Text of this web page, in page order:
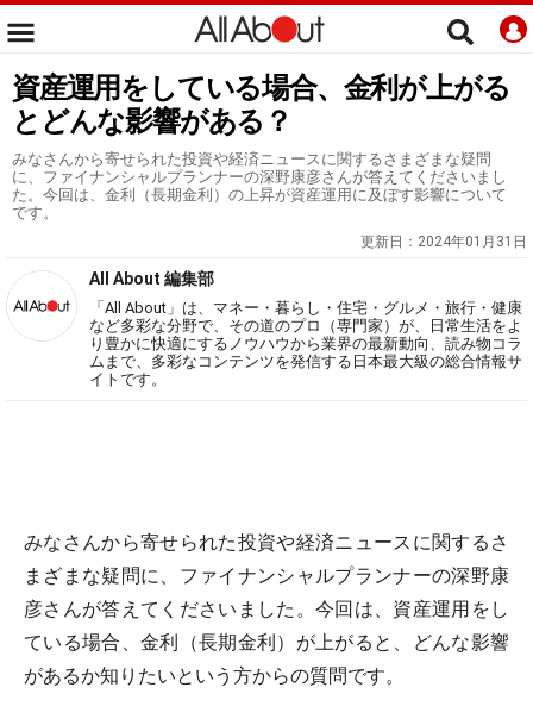
資産運用をしている場合、金利が上がる
とどんな影響がある？
みなさんから寄せられた投資や経済ニュースに関するさまざまな疑問
に、ファイナンシャルプランナーの深野康彦さんが答えてくださいまし
た。今回は、金利（長期金利）の上昇が資産運用に及ぼす影響について
です。
更新日： 2024年01月31日
All About 編集部
「All About」は、マネー・暮らし・住宅・グルメ・旅行・健康
など多彩な分野で、その道のプロ（専門家）が、日常生活をよ
り豊かに快適にするノウハウから業界の最新動向、読み物コラ
ムまで、多彩なコンテンツを発信する日本最大級の総合情報サ
イトです。
みなさんから寄せられた投資や経済ニュースに関するさ
まざまな疑問に、ファイナンシャルプランナーの深野康
彦さんが答えてくださいました。今回は、資産運用をし
ている場合、金利（長期金利）が上がると、どんな影響
があるか知りたいという方からの質問です。